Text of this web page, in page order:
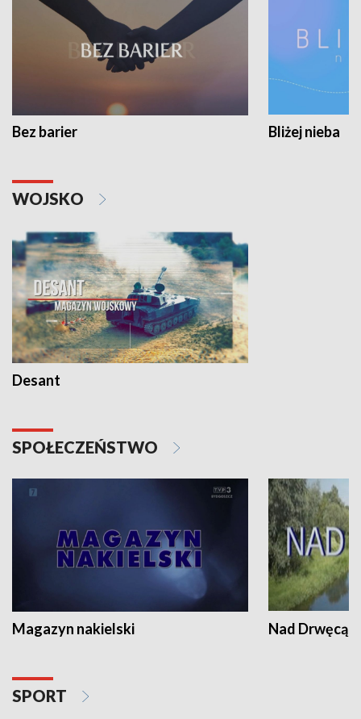
Bez barier Bliżej nieba
WOJSKO
Desant
SPOŁECZEŃSTWO
Magazyn nakielski Nad Drwęcą
SPORT